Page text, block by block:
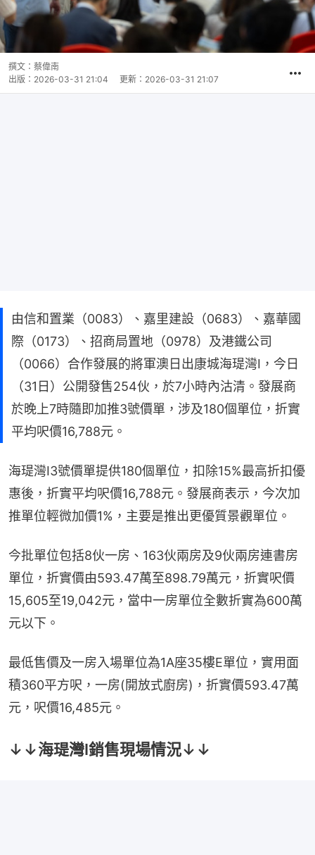
撰文： 蔡偉南
出版： 2026-03-31 21:04 更新： 2026-03-31 21:07
由信和置業（0083）、嘉里建設（0683）、嘉華國
際（0173）、招商局置地（0978）及港鐵公司
（0066）合作發展的將軍澳日出康城海瑅灣I，今日
（31日）公開發售254伙，於7小時內沽清。發展商
於晚上7時隨即加推3號價單，涉及180個單位，折實
平均呎價16,788元。
海瑅灣I3號價單提供180個單位，扣除15%最高折扣優
惠後，折實平均呎價16,788元。發展商表示，今次加
推單位輕微加價1%，主要是推出更優質景觀單位。
今批單位包括8伙一房、163伙兩房及9伙兩房連書房
單位，折實價由593.47萬至898.79萬元，折實呎價
15,605至19,042元，當中一房單位全數折實為600萬
元以下。
最低售價及一房入場單位為1A座35樓E單位，實用面
積360平方呎，一房(開放式廚房)，折實價593.47萬
元，呎價16,485元。
↓↓海瑅灣I銷售現場情況↓↓